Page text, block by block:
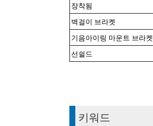
장착됨
벽걸이 브라켓
기음아이링 마운트 브라켓
선쉴드
키워드